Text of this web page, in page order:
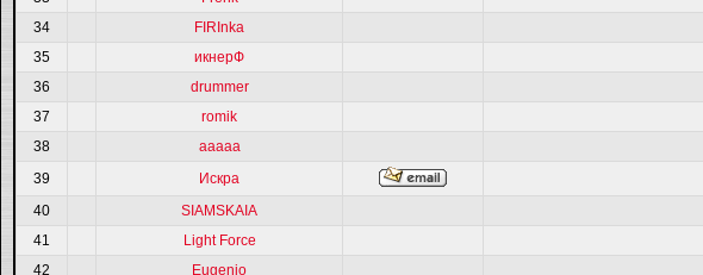
34
FIRInka
35
икнерФ
36
drummer
37
romik
38
ааааа
39
Искра
40
SIAMSKAIA
41
Light Force
42
Eugenio